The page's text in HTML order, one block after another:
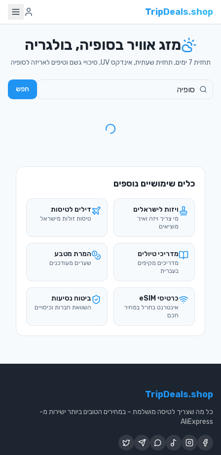
TripDeals.shop
מזג אוויר בסופיה, בולגריה
תחזית 7 ימים, תחזית שעתית, אינדקס UV, סיכויי גשם וטיפים לאריזה לסופיה
חפש
כלים שימושיים נוספים
מי צריך ויזה ואיך
טיסות זולות מישראל
מדריכים מקיפים
בעברית
שערים מעודכנים
אינטרנט בחו״ל במחיר
חכם
השוואת חברות וכיסויים
TripDeals.shop
כל מה שצריך לטיסה מושלמת – במחירים הטובים ביותר ישירות מ-
AliExpress